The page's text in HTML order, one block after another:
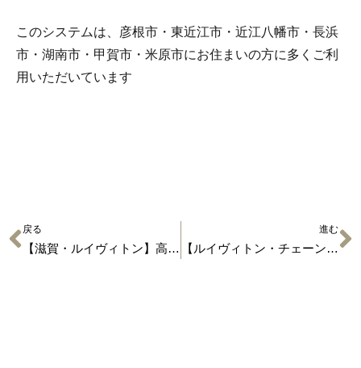
このシステムは、彦根市・東近江市・近江八幡市・長浜
市・湖南市・甲賀市・米原市にお住まいの方に多くご利
用いただいています
戻る
【滋賀・ルイヴィトン】高額で売れるロングセラーバッグ
進む
【ルイヴィトン・チェーンバッグ】ヴィクトワール